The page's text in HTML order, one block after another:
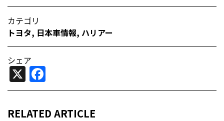
カテゴリ
トヨタ, 日本車情報​, ハリアー
シェア
X
RELATED ARTICLE